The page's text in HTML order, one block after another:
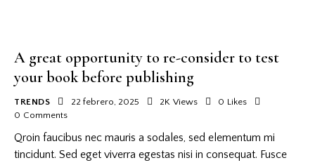
A great opportunity to re-consider to test
your book before publishing
TRENDS 22 febrero, 2025 2K Views 0 Likes
0 Comments
Qroin faucibus nec mauris a sodales, sed elementum mi
tincidunt. Sed eget viverra egestas nisi in consequat. Fusce